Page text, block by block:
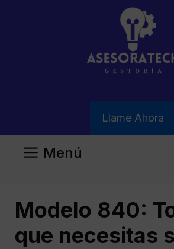
Llame Ahora
Menú
Modelo 840:
que necesitas